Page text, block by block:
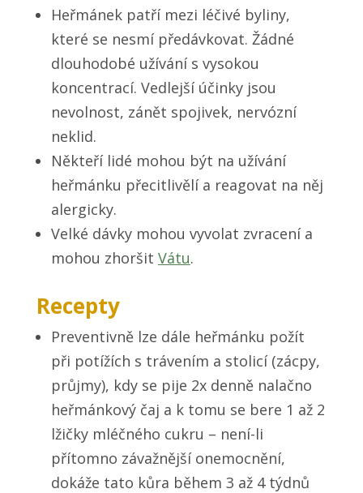
Heřmánek patří mezi léčivé byliny,
které se nesmí předávkovat. Žádné
dlouhodobé užívání s vysokou
koncentrací. Vedlejší účinky jsou
nevolnost, zánět spojivek, nervózní
neklid.
Někteří lidé mohou být na užívání
heřmánku přecitlivělí a reagovat na něj
alergicky.
Velké dávky mohou vyvolat zvracení a
mohou zhoršit Vátu.
Recepty
Preventivně lze dále heřmánku požít
při potížích s trávením a stolicí (zácpy,
průjmy), kdy se pije 2x denně nalačno
heřmánkový čaj a k tomu se bere 1 až 2
lžičky mléčného cukru – není-li
přítomno závažnější onemocnění,
dokáže tato kůra během 3 až 4 týdnů